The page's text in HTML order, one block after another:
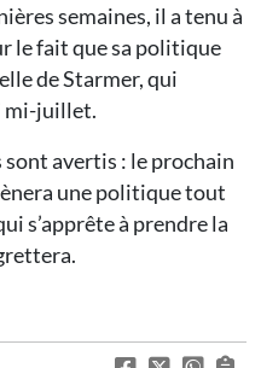
semaines, il a tenu à
le fait que sa politique
de Starmer, qui
mi-juillet.
avertis : le prochain
une politique tout
s’apprête à prendre la